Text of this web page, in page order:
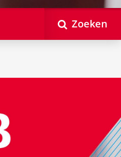
Zoeken